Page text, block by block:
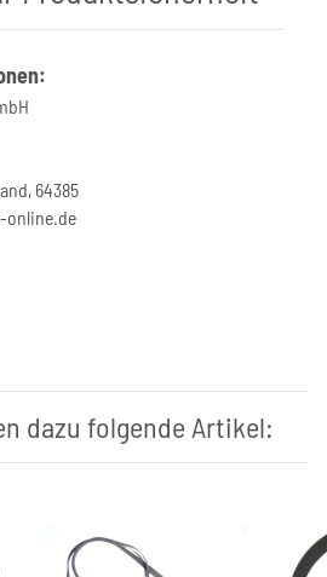
64385
online.de
dazu folgende Artikel: